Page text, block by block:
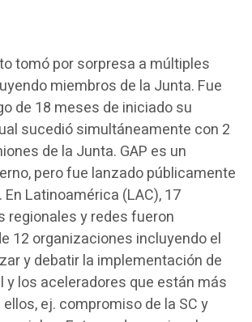
tomó por sorpresa a múltiples
miembros de la Junta. Fue
de 18 meses de iniciado su
sucedió simultáneamente con 2
de la Junta. GAP es un
pero fue lanzado públicamente
Latinoamérica (LAC), 17
regionales y redes fueron
12 organizaciones incluyendo el
y debatir la implementación de
y los aceleradores que están más
ej. compromiso de la SC y